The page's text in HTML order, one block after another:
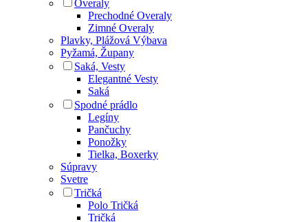
Overaly
Prechodné Overaly
Zimné Overaly
Plavky, Plážová Výbava
Pyžamá, Župany
Saká, Vesty
Elegantné Vesty
Saká
Spodné prádlo
Legíny
Pančuchy
Ponožky
Tielka, Boxerky
Súpravy
Svetre
Tričká
Polo Tričká
Tričká